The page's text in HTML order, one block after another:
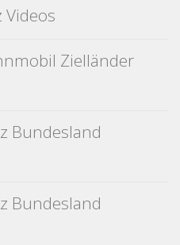
Videos
Zielländer
Bundesland
Bundesland